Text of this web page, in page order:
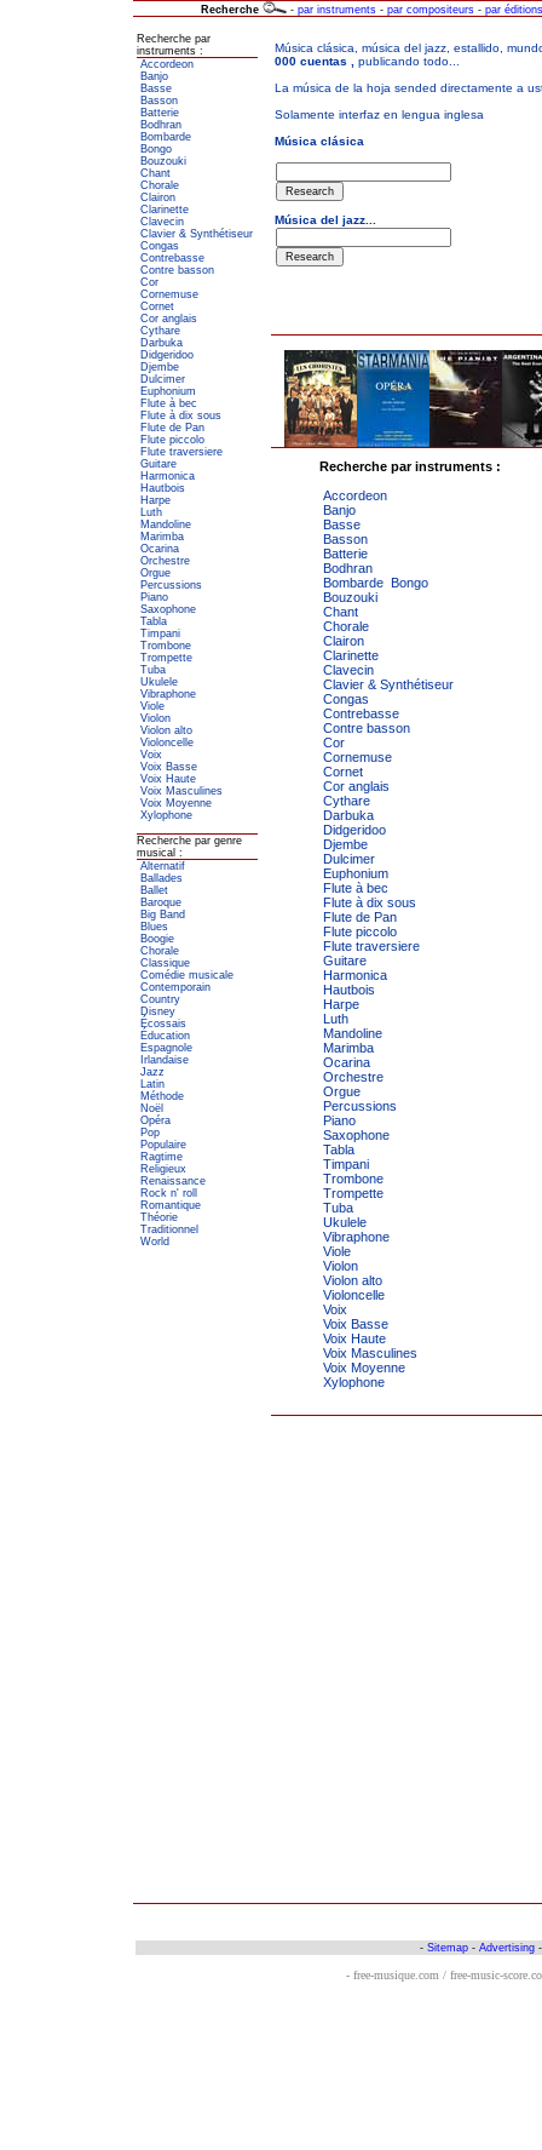
Recherche - par instruments - par compositeurs - par éditions
Recherche par
instruments :
Accordeon
Banjo
Basse
Basson
Batterie
Bodhran
Bombarde
Bongo
Bouzouki
Chant
Chorale
Clairon
Clarinette
Clavecin
Clavier & Synthétiseur
Congas
Contrebasse
Contre basson
Cor
Cornemuse
Cornet
Cor anglais
Cythare
Darbuka
Didgeridoo
Djembe
Dulcimer
Euphonium
Flute à bec
Flute à dix sous
Flute de Pan
Flute piccolo
Flute traversiere
Guitare
Harmonica
Hautbois
Harpe
Luth
Mandoline
Marimba
Ocarina
Orchestre
Orgue
Percussions
Piano
Saxophone
Tabla
Timpani
Trombone
Trompette
Tuba
Ukulele
Vibraphone
Viole
Violon
Violon alto
Violoncelle
Voix
Voix Basse
Voix Haute
Voix Masculines
Voix Moyenne
Xylophone
Recherche par genre
musical :
Alternatif
Ballades
Ballet
Baroque
Big Band
Blues
Boogie
Chorale
Classique
Comédie musicale
Contemporain
Country
Disney
Écossais
Éducation
Espagnole
Irlandaise
Jazz
Latin
Méthode
Noël
Opéra
Pop
Populaire
Ragtime
Religieux
Renaissance
Rock n' roll
Romantique
Théorie
Traditionnel
World
Recherche par instruments :
Accordeon
Banjo
Basse
Basson
Batterie
Bodhran
Bombarde Bongo
Bouzouki
Chant
Chorale
Clairon
Clarinette
Clavecin
Clavier & Synthétiseur
Congas
Contrebasse
Contre basson
Cor
Cornemuse
Cornet
Cor anglais
Cythare
Darbuka
Didgeridoo
Djembe
Dulcimer
Euphonium
Flute à bec
Flute à dix sous
Flute de Pan
Flute piccolo
Flute traversiere
Guitare
Harmonica
Hautbois
Harpe
Luth
Mandoline
Marimba
Ocarina
Orchestre
Orgue
Percussions
Piano
Saxophone
Tabla
Timpani
Trombone
Trompette
Tuba
Ukulele
Vibraphone
Viole
Violon
Violon alto
Violoncelle
Voix
Voix Basse
Voix Haute
Voix Masculines
Voix Moyenne
Xylophone
- Sitemap - Advertising
- free-musique.com / free-music-